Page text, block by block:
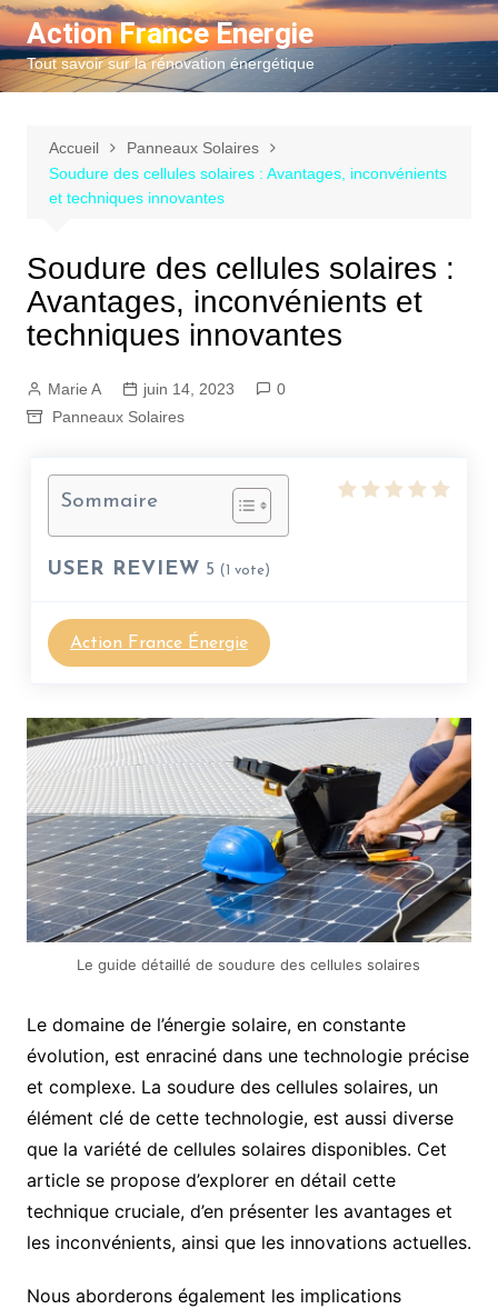
Aller
au
contenu
Action France Energie
Tout savoir sur la rénovation énergétique
Accueil
Panneaux Solaires
Soudure des cellules solaires : Avantages, inconvénients
et techniques innovantes
Soudure des cellules solaires :
Avantages, inconvénients et
techniques innovantes
Marie A juin 14, 2023
0
Panneaux Solaires
Sommaire
USER REVIEW 5 ( 1 vote)
Action France Énergie
Le guide détaillé de soudure des cellules solaires
Le domaine de l’énergie solaire, en constante
évolution, est enraciné dans une technologie précise
et complexe. La soudure des cellules solaires, un
élément clé de cette technologie, est aussi diverse
que la variété de cellules solaires disponibles. Cet
article se propose d’explorer en détail cette
technique cruciale, d’en présenter les avantages et
les inconvénients, ainsi que les innovations actuelles.
Nous aborderons également les implications